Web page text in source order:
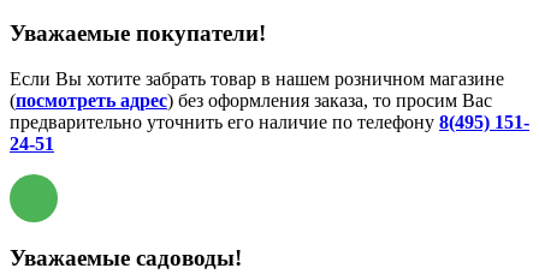
Уважаемые покупатели!
Если Вы хотите забрать товар в нашем розничном магазине
(посмотреть адрес) без оформления заказа, то просим Вас
предварительно уточнить его наличие по телефону 8(495) 151-
24-51
Уважаемые садоводы!